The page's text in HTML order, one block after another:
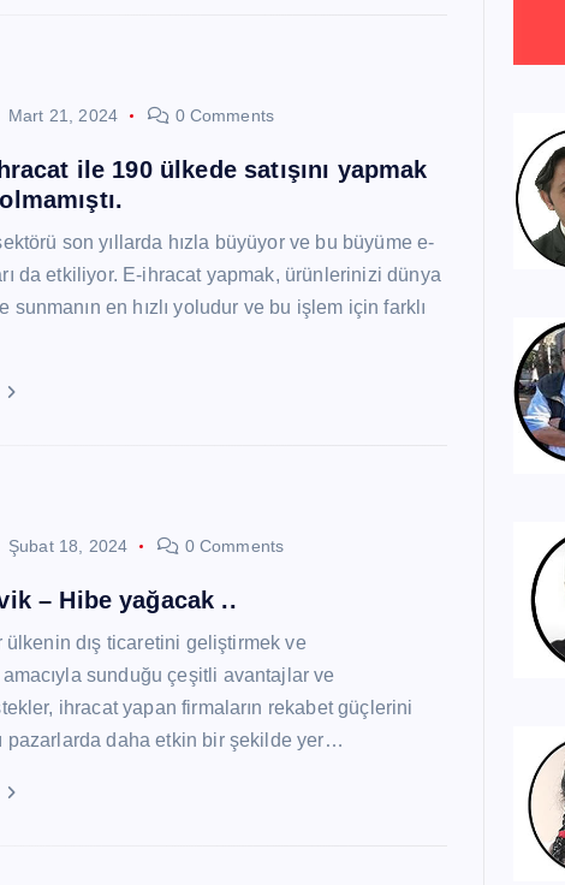
Mart 21, 2024 0 Comments
ile 190 ülkede satışını yapmak
son yıllarda hızla büyüyor ve bu büyüme e-
da etkiliyor. E-ihracat yapmak, ürünlerinizi dünya
en hızlı yoludur ve bu işlem için farklı
Şubat 18, 2024 0 Comments
– Hibe yağacak ..
ülkenin dış ticaretini geliştirmek ve
sunduğu çeşitli avantajlar ve
ihracat yapan firmaların rekabet güçlerini
pazarlarda daha etkin bir şekilde yer…